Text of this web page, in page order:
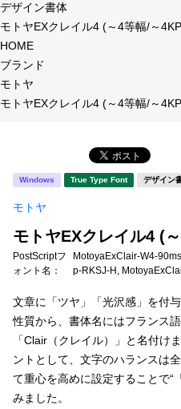
年間ライセンス商品
新着一覧
カート
マイページ
お気に入り
ご利用ガイド
商品名
タイプフェイス
明朝体
宋朝体
草書体
江戸文字
すべて
デザイン書体
モトヤEXクレイル4 (～4等幅/～
HOME
ブランド
モトヤ
モトヤEXクレイル4 (～4等幅/～
Windows True Type Font デザイン
モトヤ
モトヤEXクレイル4 (
PostScriptフ
ォント名：
MotoyaExClair-W4-
p-RKSJ-H,
文章に「ツヤ」「光沢感」を付
性質から、書体名にはフランス
「Clair（クレイル）」と名付け
ントとして、文字のハランスは
て重心を高めに設定することで“
みました。